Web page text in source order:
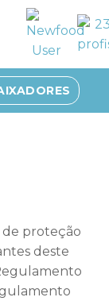
de proteção
deste